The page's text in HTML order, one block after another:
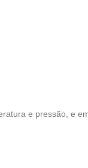
e pressão, e